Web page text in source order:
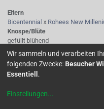
Eltern
Bicentennial x Rohees New
Knospe/Blüte
gefüllt blühend
Wuchs
Halbhängend
Getauft am 02. Juli 2011
Schlestein.
Wir sammeln und verarbeiten
folgenden Zwecke: Besucher
Essentiell .
Einstellungen...